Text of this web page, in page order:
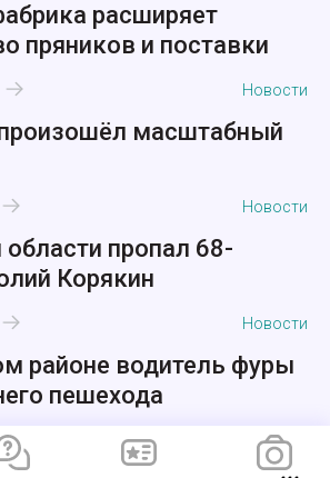
расширяет
пряников и поставки
Новости
произошёл масштабный
Новости
пропал 68-
Корякин
Новости
районе водитель фуры
пешехода
Новости